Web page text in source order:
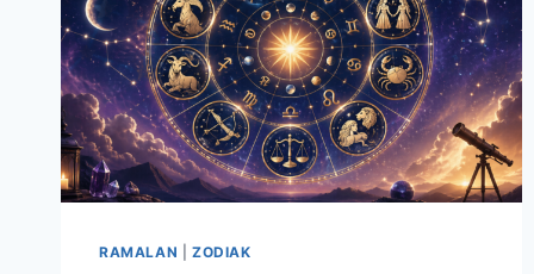
RAMALAN ZODIAK